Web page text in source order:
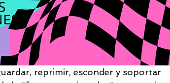
reprimir, esconder y soportar